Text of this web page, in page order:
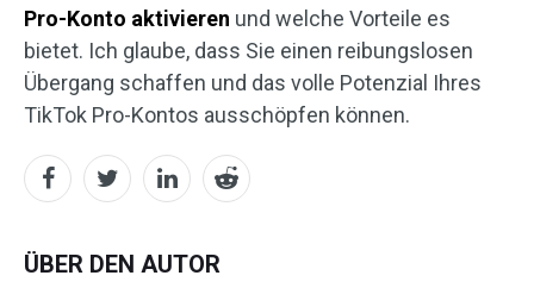
Pro-Konto aktivieren und welche Vorteile es
bietet. Ich glaube, dass Sie einen reibungslosen
Übergang schaffen und das volle Potenzial Ihres
TikTok Pro-Kontos ausschöpfen können.
ÜBER DEN AUTOR